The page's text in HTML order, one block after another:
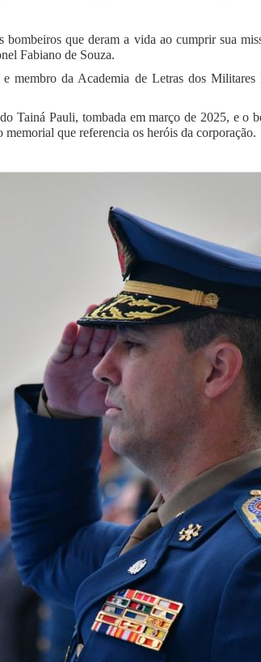
que deram a vida ao cumprir sua
Fabiano de Souza.
membro da Academia de Letras dos
Tainá Pauli, tombada em março de 2025, e
que referencia os heróis da corporação.